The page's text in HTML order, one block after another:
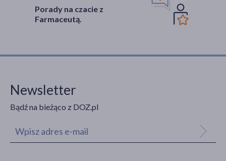
Porady na czacie z
Farmaceutą.
Newsletter
Bądź na bieżąco z DOZ.pl